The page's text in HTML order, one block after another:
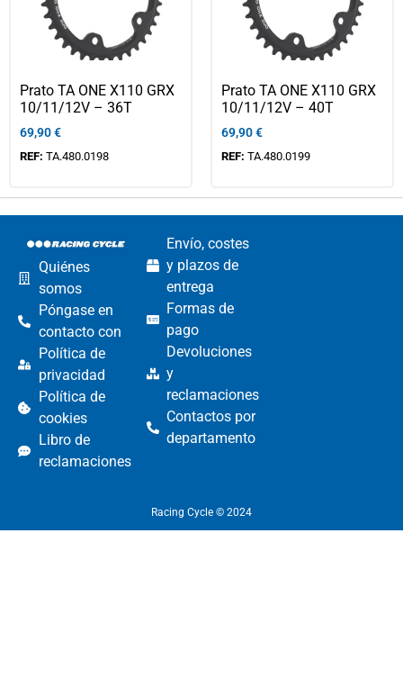
Prato TA ONE X110 GRX
10/11/12V – 36T
69,90€
REF: TA.480.0198
Prato TA ONE X110 GRX
10/11/12V – 40T
69,90€
REF: TA.480.0199
Quiénes
somos
Póngase en
contacto con
Política de
privacidad
Política de
cookies
Libro de
reclamaciones
Envío, costes
y plazos de
entrega
Formas de
pago
Devoluciones
y
reclamaciones
Contactos por
departamento
Racing Cycle © 2024